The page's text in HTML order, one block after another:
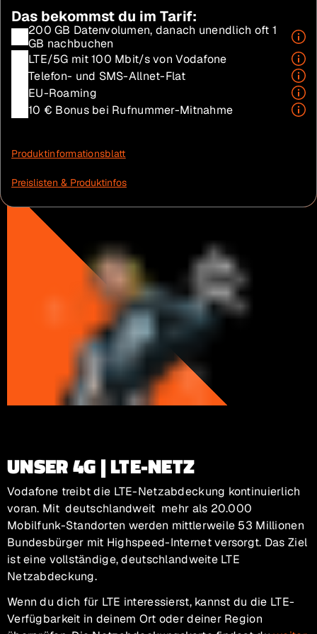
Das bekommst du im Tarif:
200 GB Datenvolumen, danach unendlich oft 1
GB nachbuchen
LTE/5G mit 100 Mbit/s von Vodafone
Telefon- und SMS-Allnet-Flat
EU-Roaming
10 € Bonus bei Rufnummer-Mitnahme
Produktinformationsblatt
Preislisten & Produktinfos
UNSER 4G | LTE-NETZ
Vodafone treibt die LTE-Netzabdeckung kontinuierlich
voran. Mit deutschlandweit mehr als 20.000
Mobilfunk-Standorten werden mittlerweile 53 Millionen
Bundesbürger mit Highspeed-Internet versorgt. Das Ziel
ist eine vollständige, deutschlandweite LTE
Netzabdeckung.
Wenn du dich für LTE interessierst, kannst du die LTE-
Verfügbarkeit in deinem Ort oder deiner Region